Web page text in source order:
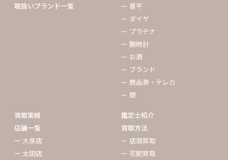
取扱いブランド一覧
ー 喜平
ー ダイヤ
ー プラチナ
ー 腕時計
ー お酒
ー ブランド
ー 商品券・テレカ
ー 銀
買取実績
店舗一覧
ー 大泉店
ー 太田店
鑑定士紹介
買取方法
ー 店頭買取
ー 宅配買取